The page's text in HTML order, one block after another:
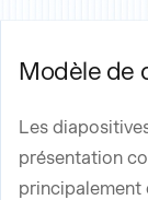
Modèle de
Les
présentation
principalement